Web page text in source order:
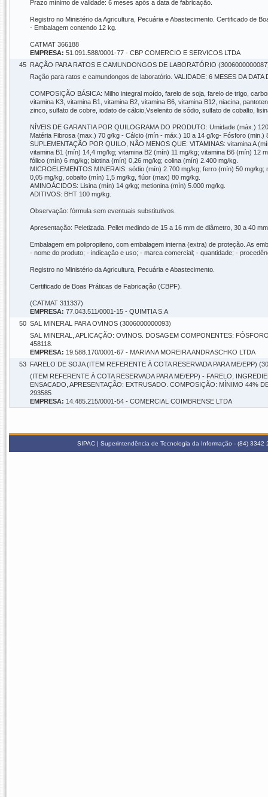
Prazo mínimo de validade: 6 meses após a data de fabricação.
Registro no Ministério da Agricultura, Pecuária e Abastecimento. Certificado de
- Embalagem contendo 12 kg.
CATMAT 366188
EMPRESA: 51.091.588/0001-77 - CBP COMERCIO E SERVICOS LTDA
45 RAÇÃO PARA RATOS E CAMUNDONGOS DE LABORATÓRIO
Ração para ratos e camundongos de laboratório. VALIDADE: 6 MESES DA DATA
COMPOSIÇÃO BÁSICA: Milho integral moído, farelo de soja, farelo de trigo,
vitamina K3, vitamina B1, vitamina B2, vitamina B6, vitamina B12, niacina,
zinco, sulfato de cobre, iodato de cálcio,Vselenito de sódio, sulfato de cobalto,
NÍVEIS DE GARANTIA POR QUILOGRAMA DO PRODUTO: Umidade (máx.)
Matéria Fibrosa (max.) 70 g/kg - Cálcio (mín - máx.) 10 a 14 g/kg- Fósforo (min.)
SUPLEMENTAÇÃO POR QUILO, NÃO MENOS QUE: VITAMINAS: vitamina A
vitamina B1 (mín) 14,4 mg/kg; vitamina B2 (mín) 11 mg/kg; vitamina B6 (mín) 12
fólico (mín) 6 mg/kg; biotina (mín) 0,26 mg/kg; colina (mín) 2.400 mg/kg.
MICROELEMENTOS MINERAIS: sódio (mín) 2.700 mg/kg; ferro (mín) 50 mg/
0,05 mg/kg, cobalto (mín) 1,5 mg/kg, flúor (max) 80 mg/kg.
AMINOÁCIDOS: Lisina (mín) 14 g/kg; metionina (mín) 5.000 mg/kg.
ADITIVOS: BHT 100 mg/kg.
Observação: fórmula sem eventuais substitutivos.
Apresentação: Peletizada. Pellet medindo de 15 a 16 mm de diâmetro, 30 a 40
Embalagem em polipropileno, com embalagem interna (extra) de proteção. As
- nome do produto; - indicação e uso; - marca comercial; - quantidade; -
Registro no Ministério da Agricultura, Pecuária e Abastecimento.
Certificado de Boas Práticas de Fabricação (CBPF).
(CATMAT 311337)
EMPRESA: 77.043.511/0001-15 - QUIMTIA S.A
50 SAL MINERAL PARA OVINOS (3006000000093)
SAL MINERAL, APLICAÇÃO: OVINOS. DOSAGEM COMPONENTES:
458118.
EMPRESA: 19.588.170/0001-67 - MARIANA MOREIRA ANDRASCHKO LTDA
53 FARELO DE SOJA (ITEM REFERENTE À COTA RESERVADA PARA ME/EPP)
(ITEM REFERENTE À COTA RESERVADA PARA ME/EPP) - FARELO,
ENSACADO, APRESENTAÇÃO: EXTRUSADO. COMPOSIÇÃO: MÍNIMO 44%
293585
EMPRESA: 14.485.215/0001-54 - COMERCIAL COIMBRENSE LTDA
SIPAC | Superintendência de Tecnologia da Informação - (84)